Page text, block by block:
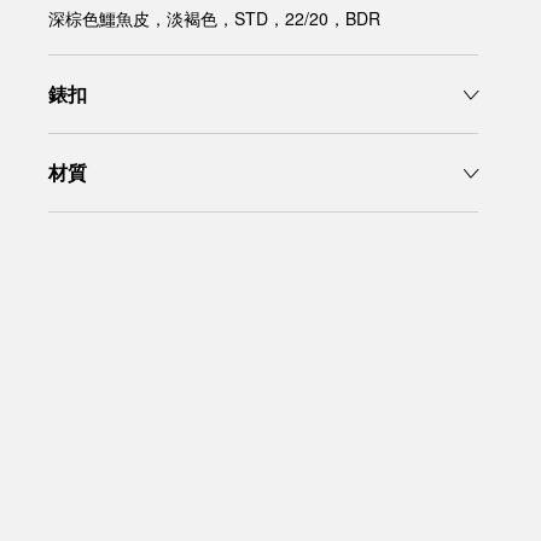
深棕色鱷魚皮，淡褐色，STD，22/20，BDR
錶扣
材質